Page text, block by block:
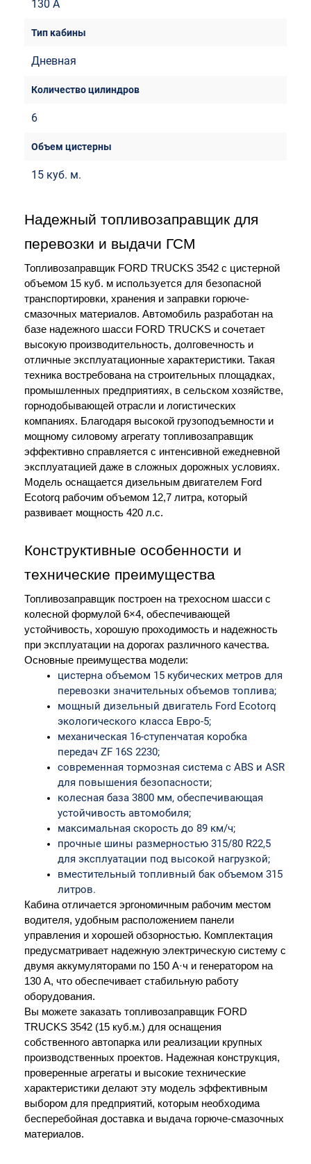
130 A
Дневная
6
15 куб. м.
Надежный топливозаправщик для
перевозки и выдачи ГСМ
Топливозаправщик FORD TRUCKS 3542 с цистерной
объемом 15 куб. м используется для безопасной
транспортировки, хранения и заправки горюче-
смазочных материалов. Автомобиль разработан на
базе надежного шасси FORD TRUCKS и сочетает
высокую производительность, долговечность и
отличные эксплуатационные характеристики. Такая
техника востребована на строительных площадках,
промышленных предприятиях, в сельском хозяйстве,
горнодобывающей отрасли и логистических
компаниях. Благодаря высокой грузоподъемности и
мощному силовому агрегату топливозаправщик
эффективно справляется с интенсивной ежедневной
эксплуатацией даже в сложных дорожных условиях.
Модель оснащается дизельным двигателем Ford
Ecotorq рабочим объемом 12,7 литра, который
развивает мощность 420 л.с.
Конструктивные особенности и
технические преимущества
Топливозаправщик построен на трехосном шасси с
колесной формулой 6×4, обеспечивающей
устойчивость, хорошую проходимость и надежность
при эксплуатации на дорогах различного качества.
Основные преимущества модели:
цистерна объемом 15 кубических метров для
перевозки значительных объемов топлива;
мощный дизельный двигатель Ford Ecotorq
экологического класса Евро-5;
механическая 16-ступенчатая коробка
передач ZF 16S 2230;
современная тормозная система с ABS и ASR
для повышения безопасности;
колесная база 3800 мм, обеспечивающая
устойчивость автомобиля;
максимальная скорость до 89 км/ч;
прочные шины размерностью 315/80 R22,5
для эксплуатации под высокой нагрузкой;
вместительный топливный бак объемом 315
литров.
Кабина отличается эргономичным рабочим местом
водителя, удобным расположением панели
управления и хорошей обзорностью. Комплектация
предусматривает надежную электрическую систему с
двумя аккумуляторами по 150 А·ч и генератором на
130 А, что обеспечивает стабильную работу
оборудования.
Вы можете заказать топливозаправщик FORD
TRUCKS 3542 (15 куб.м.) для оснащения
собственного автопарка или реализации крупных
производственных проектов. Надежная конструкция,
проверенные агрегаты и высокие технические
характеристики делают эту модель эффективным
выбором для предприятий, которым необходима
бесперебойная доставка и выдача горюче-смазочных
материалов.